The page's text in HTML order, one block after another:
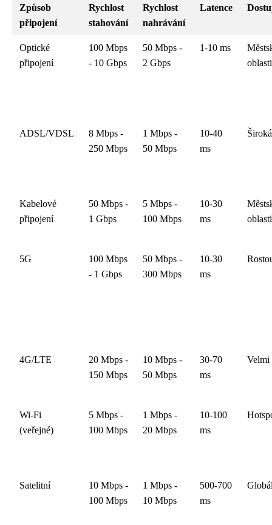
Způsob
připojení
Rychlost
stahování
Rychlost
nahrávání
Latence
Optické
připojení
100 Mbps
- 10 Gbps
50 Mbps -
2 Gbps
1-10 ms
oblasti
ADSL/VDSL
8 Mbps -
250 Mbps
1 Mbps -
50 Mbps
10-40
ms
Široká
Kabelové
připojení
50 Mbps -
1 Gbps
5 Mbps -
100 Mbps
10-30
ms
oblasti
5G
100 Mbps
- 1 Gbps
50 Mbps -
300 Mbps
10-30
ms
4G/LTE
20 Mbps -
150 Mbps
10 Mbps -
50 Mbps
30-70
ms
Velmi
Wi-Fi
(veřejné)
5 Mbps -
100 Mbps
1 Mbps -
20 Mbps
10-100
ms
Satelitní
10 Mbps -
100 Mbps
1 Mbps -
10 Mbps
500-700
ms